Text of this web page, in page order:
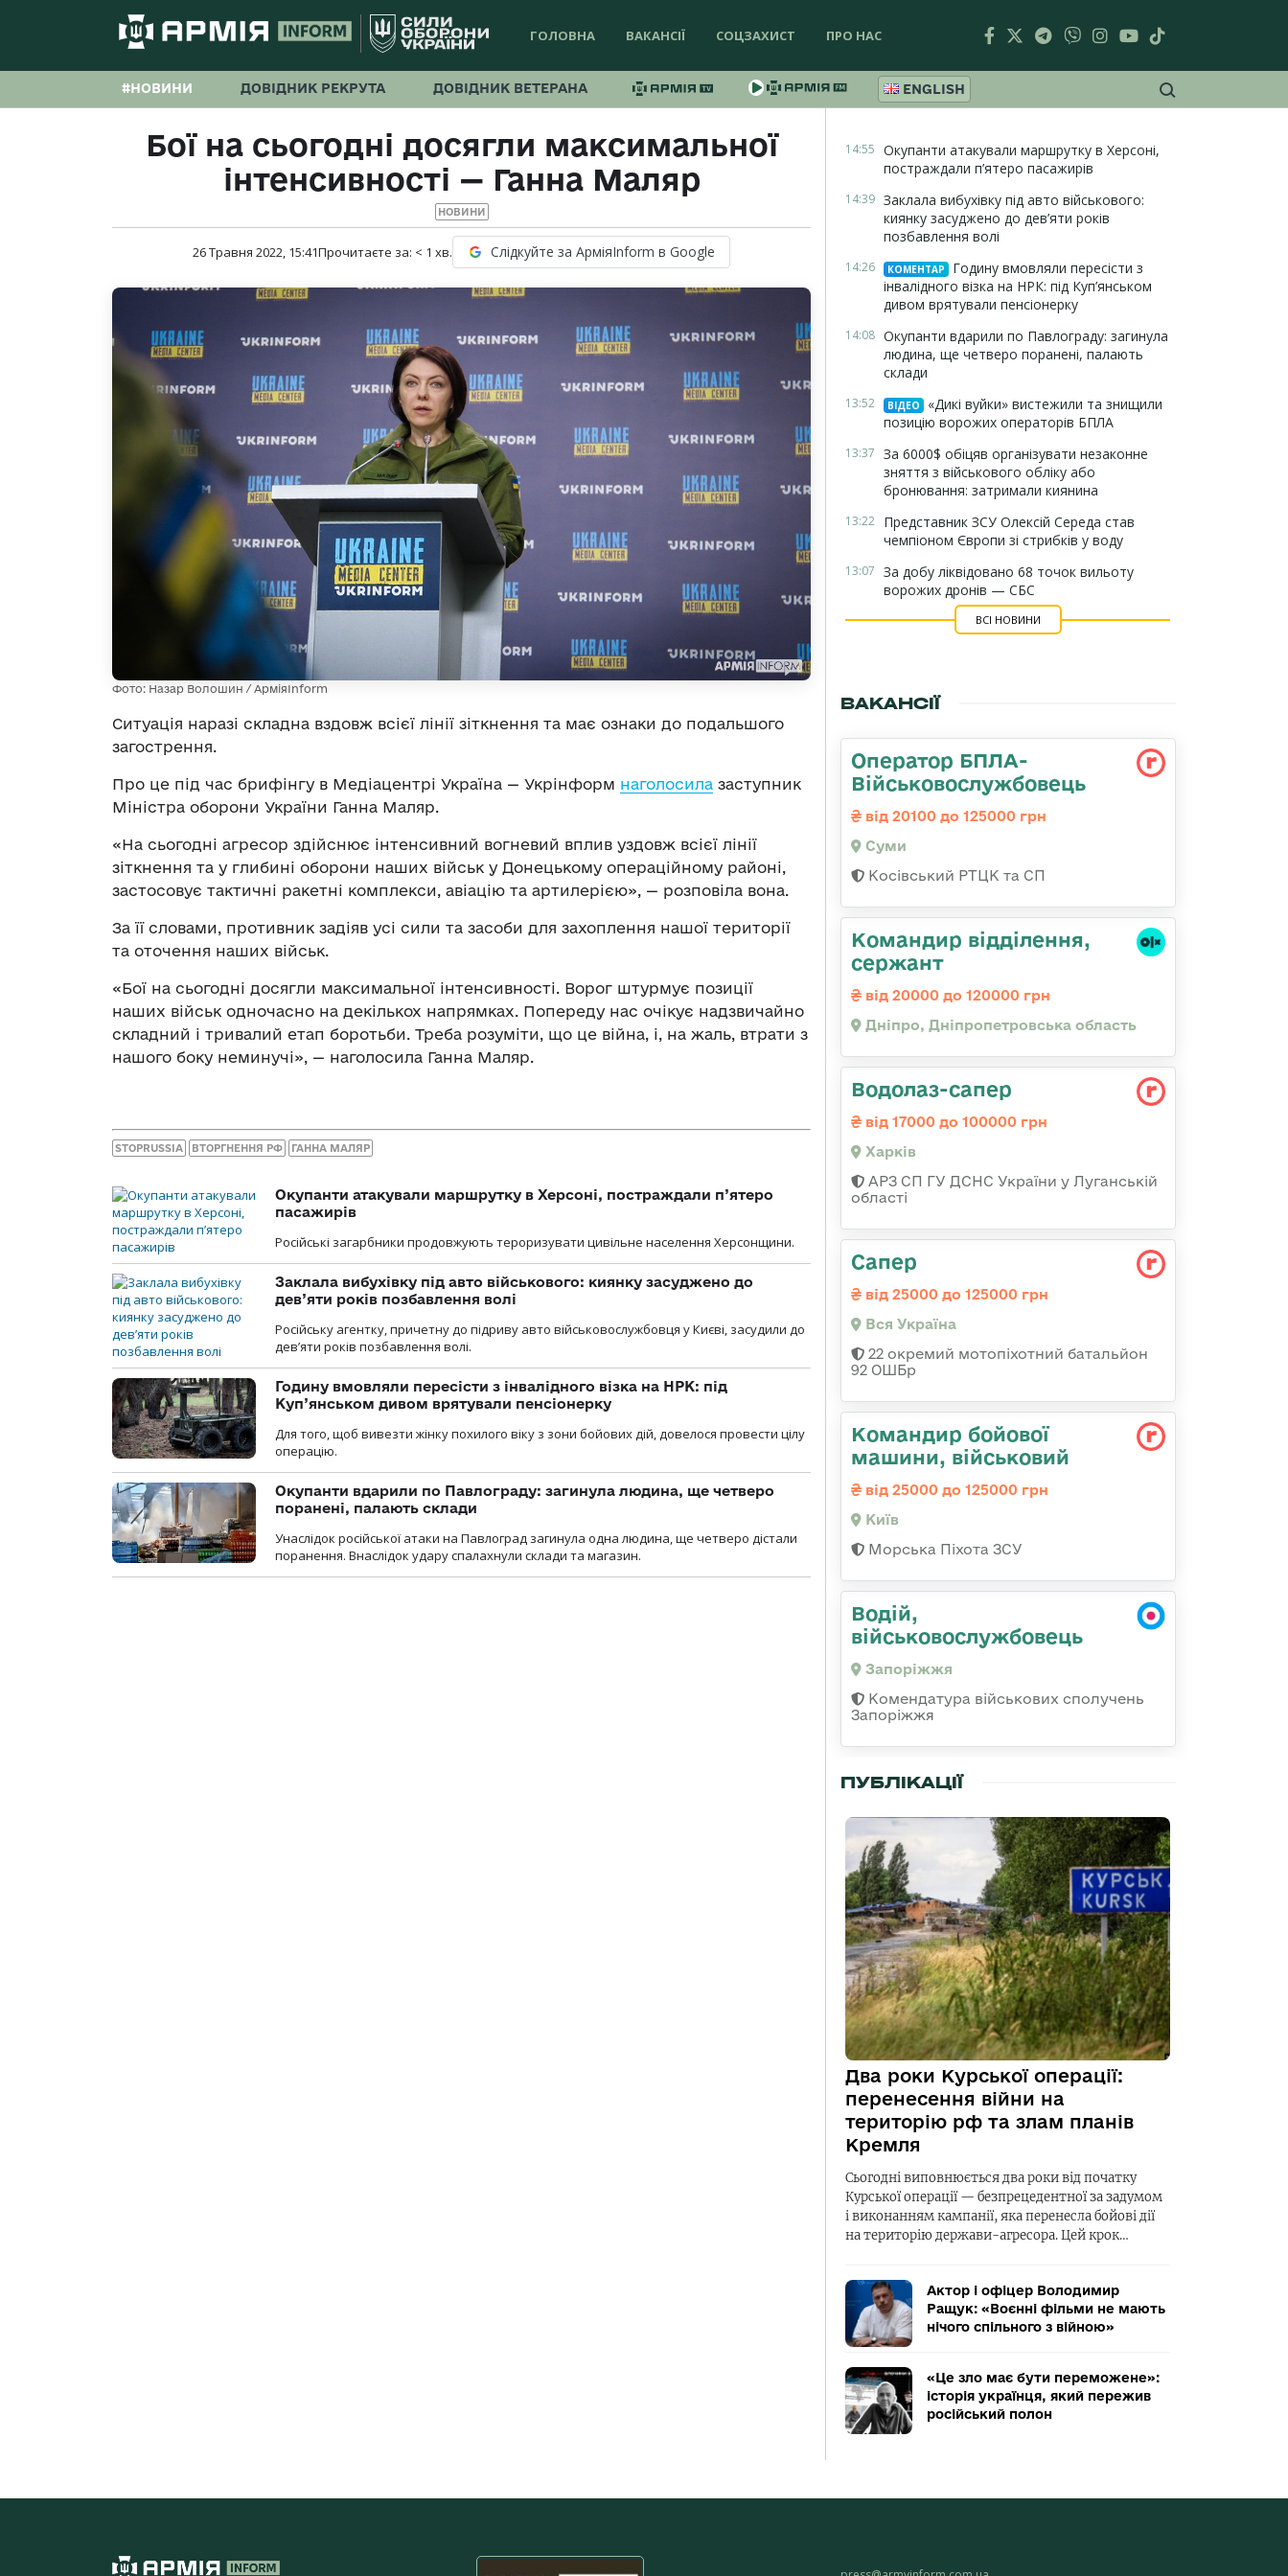
ГОЛОВНА ВАКАНСІЇ СОЦЗАХИСТ ПРО НАС
#НОВИНИ ДОВІДНИК РЕКРУТА ДОВІДНИК ВЕТЕРАНА ENGLISH
Бої на сьогодні досягли максимальної
інтенсивності — Ганна Маляр
НОВИНИ
26 Травня 2022, 15:41Прочитаєте за: < 1 хв. Слідкуйте за АрміяInform в Google
Фото: Назар Волошин / АрміяInform
Ситуація наразі складна вздовж всієї лінії зіткнення та має ознаки до подальшого
загострення.
Про це під час брифінгу в Медіацентрі Україна — Укрінформ наголосила заступник
Міністра оборони України Ганна Маляр.
«На сьогодні агресор здійснює інтенсивний вогневий вплив уздовж всієї лінії
зіткнення та у глибині оборони наших військ у Донецькому операційному районі,
застосовує тактичні ракетні комплекси, авіацію та артилерією», — розповіла вона.
За її словами, противник задіяв усі сили та засоби для захоплення нашої території
та оточення наших військ.
«Бої на сьогодні досягли максимальної інтенсивності. Ворог штурмує позиції
наших військ одночасно на декількох напрямках. Попереду нас очікує надзвичайно
складний і тривалий етап боротьби. Треба розуміти, що це війна, і, на жаль, втрати з
нашого боку неминучі», — наголосила Ганна Маляр.
STOPRUSSIA ВТОРГНЕННЯ РФ ГАННА МАЛЯР
Окупанти атакували маршрутку в Херсоні, постраждали п’ятеро
пасажирів
Російські загарбники продовжують тероризувати цивільне населення Херсонщини.
Заклала вибухівку під авто військового: киянку засуджено до
дев’яти років позбавлення волі
Російську агентку, причетну до підриву авто військовослужбовця у Києві, засудили до
дев’яти років позбавлення волі.
Годину вмовляли пересісти з інвалідного візка на НРК: під
Куп’янськом дивом врятували пенсіонерку
Для того, щоб вивезти жінку похилого віку з зони бойових дій, довелося провести цілу
операцію.
Окупанти вдарили по Павлограду: загинула людина, ще четверо
поранені, палають склади
Унаслідок російської атаки на Павлоград загинула одна людина, ще четверо дістали
поранення. Внаслідок удару спалахнули склади та магазин.
14:55 Окупанти атакували маршрутку в Херсоні,
постраждали п’ятеро пасажирів
14:39 Заклала вибухівку під авто військового:
киянку засуджено до дев’яти років
позбавлення волі
14:26 КОМЕНТАР
Годину вмовляли пересісти з
інвалідного візка на НРК: під Куп’янськом
дивом врятували пенсіонерку
14:08 Окупанти вдарили по Павлограду: загинула
людина, ще четверо поранені, палають
склади
13:52 ВІДЕО
«Дикі вуйки» вистежили та знищили
позицію ворожих операторів БПЛА
13:37 За 6000$ обіцяв організувати незаконне
зняття з військового обліку або
бронювання: затримали киянина
13:22 Представник ЗСУ Олексій Середа став
чемпіоном Європи зі стрибків у воду
13:07 За добу ліквідовано 68 точок вильоту
ворожих дронів — СБС
ВСІ НОВИНИ
ВАКАНСІЇ
Оператор БПЛА-
Військовослужбовець
від 20100 до 125000 грн
Суми
Косівський РТЦК та СП
Командир відділення,
сержант
від 20000 до 120000 грн
Дніпро, Дніпропетровська область
Водолаз-сапер
від 17000 до 100000 грн
Харків
АРЗ СП ГУ ДСНС України у Луганській
області
Сапер
від 25000 до 125000 грн
Вся Україна
22 окремий мотопіхотний батальйон
92 ОШБр
Командиp бойової
машини, військовий
від 25000 до 125000 грн
Київ
Морська Піхота ЗСУ
Водій,
військовослужбовець
Запоріжжя
Комендатура військових сполучень
Запоріжжя
ПУБЛІКАЦІЇ
Два роки Курської операції:
перенесення війни на
територію рф та злам планів
Кремля
Сьогодні виповнюється два роки від початку
Курської операції — безпрецедентної за задумом
і виконанням кампанії, яка перенесла бойові дії
на територію держави-агресора. Цей крок…
Актор і офіцер Володимир
Ращук: «Воєнні фільми не мають
нічого спільного з війною»
«Це зло має бути переможене»:
історія українця, який пережив
російський полон